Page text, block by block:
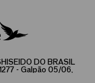
DO BRASIL
- Galpão 05/06,